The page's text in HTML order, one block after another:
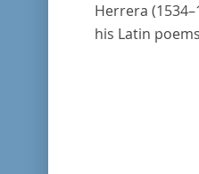
Herrera
his Latin